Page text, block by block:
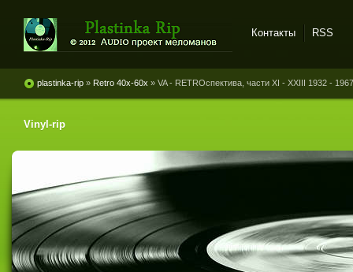
винила и магнитоальбомов
Контакты RSS
plastinka-rip » Retro 40x-60x » VA - RETROспектива, части XI - XXIII 1932 -
Vinyl-rip